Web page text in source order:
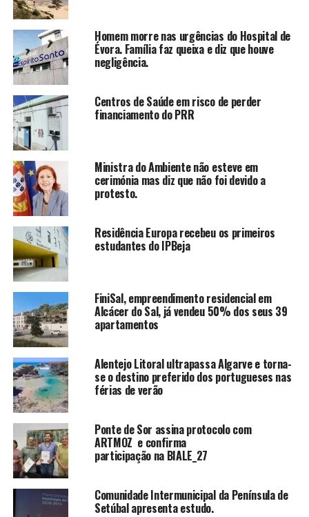
Homem morre nas urgências do Hospital de
Évora. Família faz queixa e diz que houve
negligência.
Centros de Saúde em risco de perder
financiamento do PRR
Ministra do Ambiente não esteve em
cerimónia mas diz que não foi devido a
protesto.
Residência Europa recebeu os primeiros
estudantes do IPBeja
FiniSal, empreendimento residencial em
Alcácer do Sal, já vendeu 50% dos seus 39
apartamentos
Alentejo Litoral ultrapassa Algarve e torna-
se o destino preferido dos portugueses nas
férias de verão
Ponte de Sor assina protocolo com
ARTMOZ e confirma
participação na BIALE_27
Comunidade Intermunicipal da Península de
Setúbal apresenta estudo.